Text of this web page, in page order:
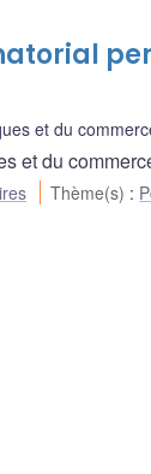
et du
et du
Thème(s) :